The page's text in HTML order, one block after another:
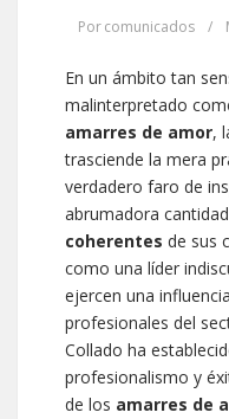
Porcomunicados /
En un ámbito tan
malinterpretado
amarres de amor,
trasciende la mera
verdadero faro de
abrumadora
coherentes de sus
como una líder
ejercen una
profesionales del
Collado ha
profesionalismo y
de los amarres de